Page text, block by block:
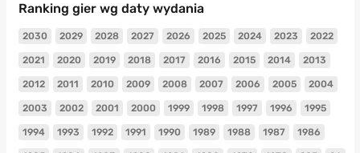
Ranking gier wg daty wydania
2030 2029 2028 2027 2026 2025 2024 2023 2022
2021 2020 2019 2018 2017 2016 2015 2014 2013
2012 2011 2010 2009 2008 2007 2006 2005 2004
2003 2002 2001 2000 1999 1998 1997 1996 1995
1994 1993 1992 1991 1990 1989 1988 1987 1986